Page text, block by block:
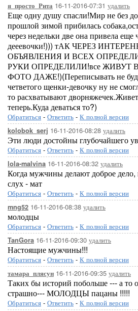
я_просто_Рита 16-11-2016-07:31 удалить
Еще одну душу спасли!Мир не без
прошлой зимой прибилась
через недельки две она привела
дееевочки!))) тАК ЧЕРЕЗ
ОБЪЯВЛЕНИЯ И ВСЕХ
РУКИ ОПРЕДЕЛИЛИ!все ЖИВУТ
ФОТО ДАЖЕ!)(Переписывать не
четветого щенки-девочку ну не
то расхватывают
теперь.Куда деваться то?)
Обратиться - Ответить - К полной версии
kolobok_serj 16-11-2016-08:28 удалить
Эти люди достойны глубочайшего
Обратиться - Ответить - К полной версии
lola-malvina 16-11-2016-08:32 удалить
Когда мужчины делают доброе дело,
слух - мат
Обратиться - Ответить - К полной версии
mng52 16-11-2016-08:38 удалить
молодцы
Обратиться - Ответить - К полной версии
TanGora 16-11-2016-09:30 удалить
Настоящие мужчины!!!
Обратиться - Ответить - К полной версии
тамара_плясун 16-11-2016-09:35 удалить
Таких бы историй побольше --- а то
страшно--- МОЛОДЦЫ пацаны !!!!!
Обратиться - Ответить - К полной версии